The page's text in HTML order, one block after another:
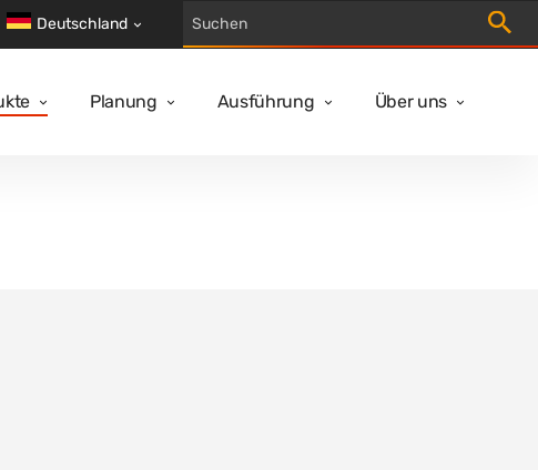
Planung Ausführung Über uns
Deutschland Suche